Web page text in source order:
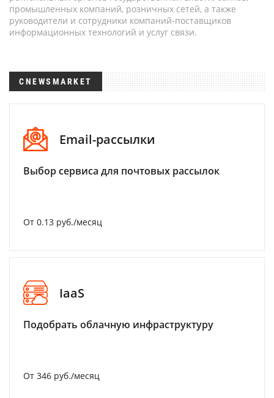
промышленных компаний, розничных сетей, а также
руководители и сотрудники компаний-поставщиков
информационных технологий и услуг связи.
CNEWSMARKET
Email-рассылки
Выбор сервиса для почтовых рассылок
От 0.13 руб./месяц
IaaS
Подобрать облачную инфраструктуру
От 346 руб./месяц